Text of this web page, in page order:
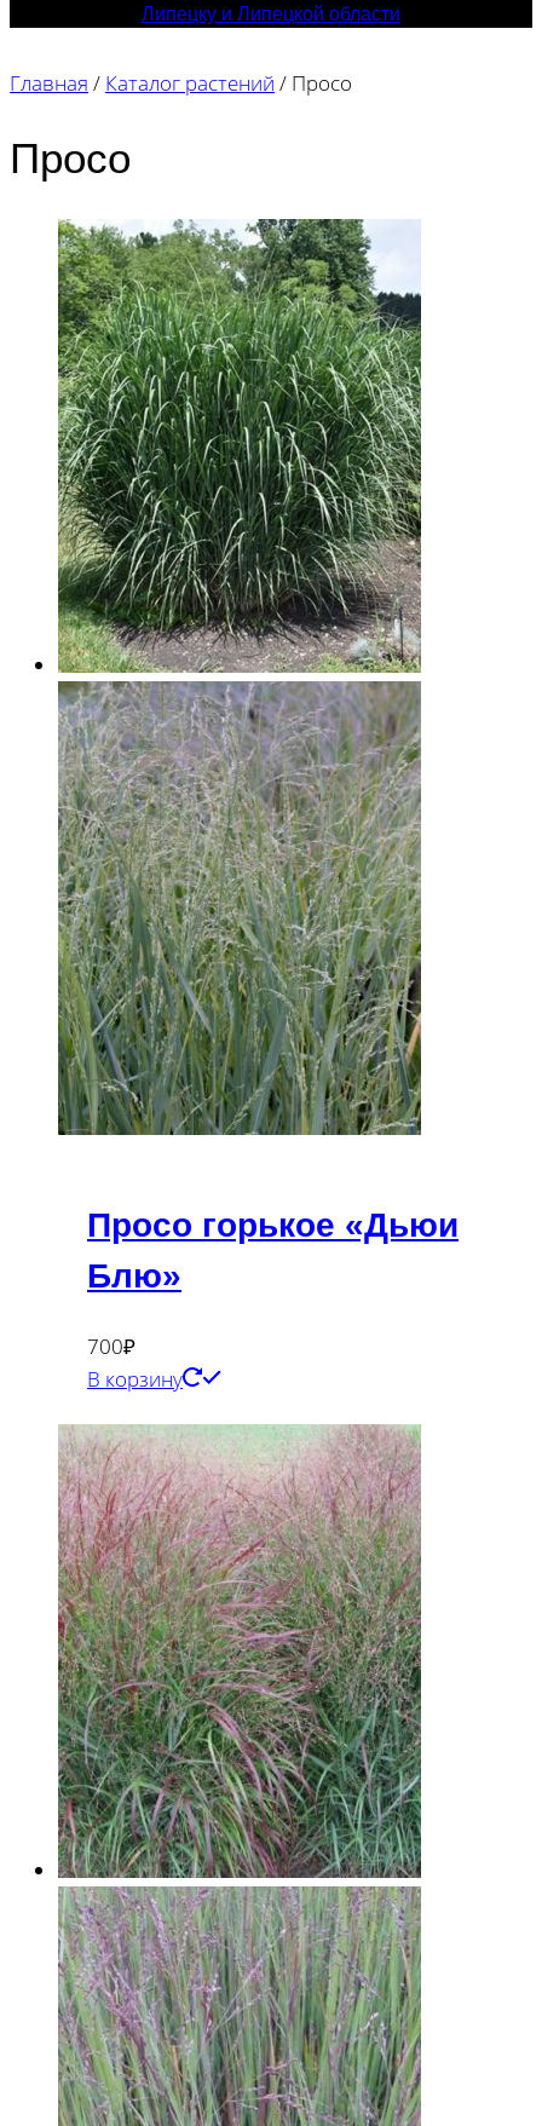
Липецку и Липецкой области
Главная / Каталог растений / Просо
Просо
Просо горькое «Дьюи
Блю»
700₽
В корзину